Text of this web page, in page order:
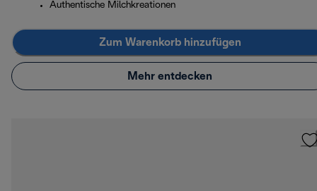
Authentische Milchkreationen
Zum Warenkorb hinzufügen
Mehr entdecken